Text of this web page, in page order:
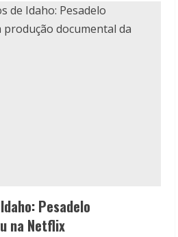
Pesadelo
na Netflix